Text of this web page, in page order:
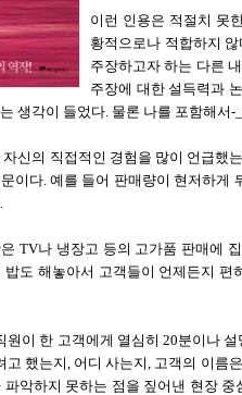
이런 인용은 적절치 못
황적으로나 적합하지
주장하고자 하는 다른
주장에 대한 설득력과
생각이 들었다. 물론 나를 포함해서-
신의 직접적인 경험을 많이 언급했
이다. 예를 들어 판매량이 현저하게
TV나 냉장고 등의 고가품 판매에
밥도 해놓아서 고객들이 언제든지
원이 한 고객에게 열심히 20분이나
고 했는지, 어디 사는지, 고객의 이름
파악하지 못하는 점을 짚어낸 현장